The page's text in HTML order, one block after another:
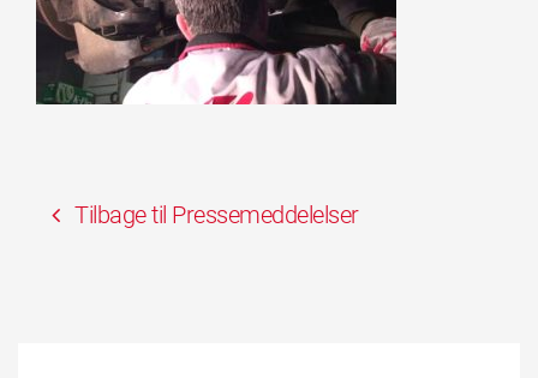
Tilbage til Pressemeddelelser